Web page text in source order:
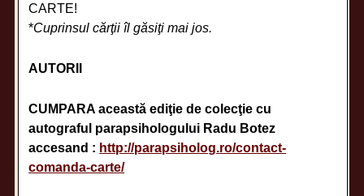
CARTE!
*Cuprinsul cărţii îl găsiţi mai jos.
AUTORII
CUMPARA această ediţie de colecţie cu
autograful parapsihologului Radu Botez
accesand : http://parapsiholog.ro/contact-
comanda-carte/